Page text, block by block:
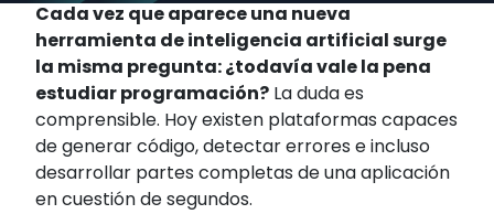
Cada vez que aparece una nueva
herramienta de inteligencia artificial surge
la misma pregunta: ¿todavía vale la pena
estudiar programación? La duda es
comprensible. Hoy existen plataformas capaces
de generar código, detectar errores e incluso
desarrollar partes completas de una aplicación
en cuestión de segundos.